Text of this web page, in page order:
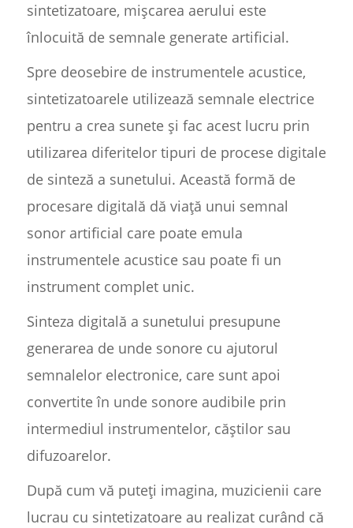
sintetizatoare, mișcarea aerului este
înlocuită de semnale generate artificial.
Spre deosebire de instrumentele acustice,
sintetizatoarele utilizează semnale electrice
pentru a crea sunete și fac acest lucru prin
utilizarea diferitelor tipuri de procese digitale
de sinteză a sunetului. Această formă de
procesare digitală dă viață unui semnal
sonor artificial care poate emula
instrumentele acustice sau poate fi un
instrument complet unic.
Sinteza digitală a sunetului presupune
generarea de unde sonore cu ajutorul
semnalelor electronice, care sunt apoi
convertite în unde sonore audibile prin
intermediul instrumentelor, căștilor sau
difuzoarelor.
După cum vă puteți imagina, muzicienii care
lucrau cu sintetizatoare au realizat curând că